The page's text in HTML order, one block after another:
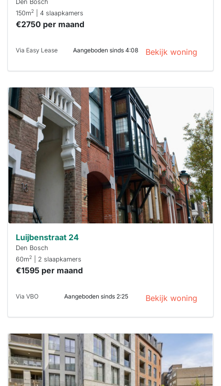
Den Bosch
150m2 | 4 slaapkamers
€2750 per maand
Via Easy Lease Aangeboden sinds 4:08 Bekijk woning
Deze woning
is
waarschijnlijk
al verhuurd
Om kans te
maken moet je
binnen 15
minuten
reageren.
Stekkies helpt
je hierbij!
Luijbenstraat 24
Den Bosch
60m2 | 2 slaapkamers
€1595 per maand
Via VBO Aangeboden sinds 2:25 Bekijk woning
Deze woning
is
waarschijnlijk
al verhuurd
Om kans te
maken moet je